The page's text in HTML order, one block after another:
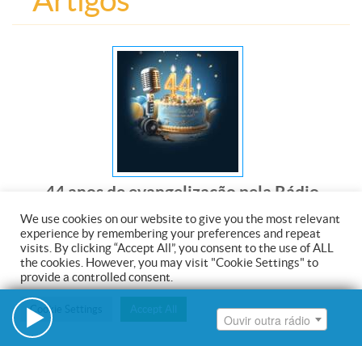
Ouvir outra rádio